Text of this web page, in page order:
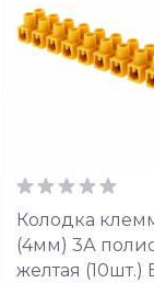
Колодка
(4мм) 3А
желтая (10шт.)